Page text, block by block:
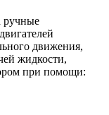
ручные
движения,
жидкости,
при помощи: